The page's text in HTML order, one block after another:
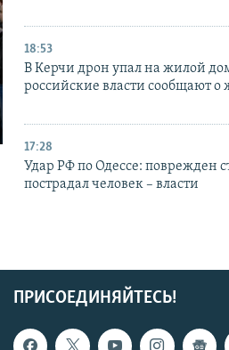
18:53
В Керчи дрон упал на жилой
российские власти сообщают о
17:28
Удар РФ по Одессе: поврежден
пострадал человек – власти
ПРИСОЕДИНЯЙТЕСЬ!